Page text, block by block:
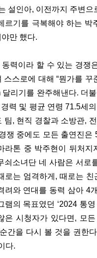
설인아, 이전까지 주변
르기를 극복해야 하는 박
만 했다.
력이라 할 수 있는 경쟁
스스로에 대해 “뭔가를
달리기를 완주해낸다. 더
력 및 평균 연령 71.5세
팀, 현직 경찰과 소방관,
쟁 중에도 모든 출연진
라톤 중 박주현이 뒤처
쇠소녀단 네 사람은 서로
로는 엄격하게, 때로는
려와 연대를 동력 삼아 4
램의 목표였던 ‘2024 통
은 시청자가 있다면, 모
간을 다시 볼 것을 권한
다.